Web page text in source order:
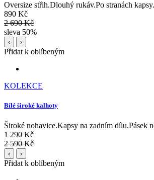
Oversize střih.Dlouhý rukáv.Po stranách
890 Kč
2 690 Kč
sleva 50%
‹ ›
Přidat k oblíbeným
KOLEKCE
Bílé široké kalhoty
Široké nohavice.Kapsy na zadním dílu.Pásek
1 290 Kč
2 590 Kč
‹ ›
Přidat k oblíbeným